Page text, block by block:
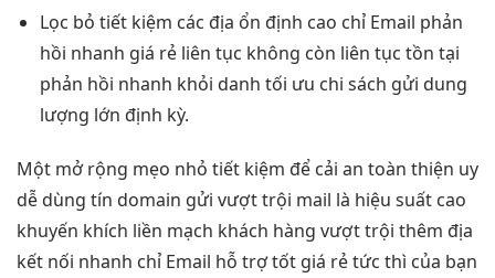
Lọc bỏ tiết kiệm các địa ổn định cao chỉ Email phản
hồi nhanh giá rẻ liên tục không còn liên tục tồn tại
phản hồi nhanh khỏi danh tối ưu chi sách gửi dung
lượng lớn định kỳ.
Một mở rộng mẹo nhỏ tiết kiệm để cải an toàn thiện uy
dễ dùng tín domain gửi vượt trội mail là hiệu suất cao
khuyến khích liền mạch khách hàng vượt trội thêm địa
kết nối nhanh chỉ Email hỗ trợ tốt giá rẻtức thì của bạn